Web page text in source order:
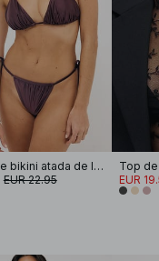
Braguita de bikini atada de lado brillante
EUR 22.95
EUR